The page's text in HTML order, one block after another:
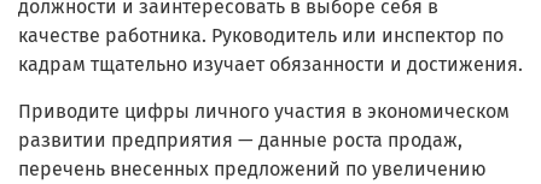
должности и заинтересовать в выборе себя в
качестве работника. Руководитель или инспектор по
кадрам тщательно изучает обязанности и достижения.
Приводите цифры личного участия в экономическом
развитии предприятия — данные роста продаж,
перечень внесенных предложений по увеличению